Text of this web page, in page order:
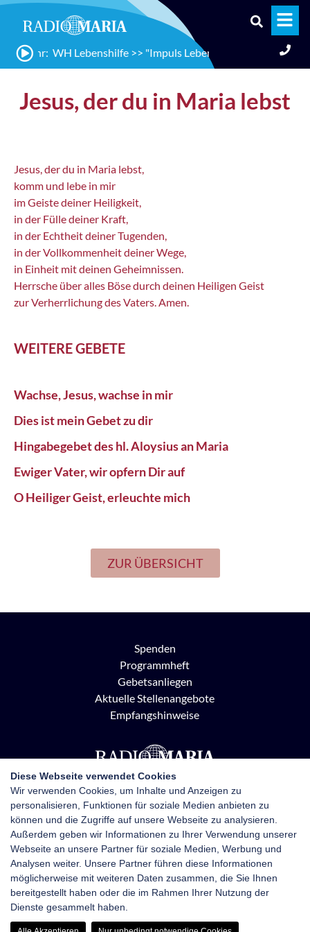
Uhr: WH Lebenshilfe >> "Impuls Leben", mit Mag. Johannes
Jesus, der du in Maria lebst
Jesus, der du in Maria lebst,
komm und lebe in mir
im Geiste deiner Heiligkeit,
in der Fülle deiner Kraft,
in der Echtheit deiner Tugenden,
in der Vollkommenheit deiner Wege,
in Einheit mit deinen Geheimnissen.
Herrsche über alles Böse durch deinen Heiligen Geist
zur Verherrlichung des Vaters. Amen.
WEITERE GEBETE
Wachse, Jesus, wachse in mir
Dies ist mein Gebet zu dir
Hingabegebet des hl. Aloysius an Maria
Ewiger Vater, wir opfern Dir auf
O Heiliger Geist, erleuchte mich
ZUR ÜBERSICHT
Spenden
Programmheft
Gebetsanliegen
Aktuelle Stellenangebote
Empfangshinweise
Radio Maria Österreich
Pottendorfer Straße 21, 1120 Wien
+43 1 710 70 72
kontakt@radiomaria.at
Impressum Netiquette
Datenschutz
Haftungsausschluss
Diese Webseite verwendet Cookies
Wir verwenden Cookies, um Inhalte und Anzeigen zu
personalisieren, Funktionen für soziale Medien anbieten zu
können und die Zugriffe auf unsere Webseite zu analysieren.
Außerdem geben wir Informationen zu Ihrer Verwendung unserer
Webseite an unsere Partner für soziale Medien, Werbung und
Analysen weiter. Unsere Partner führen diese Informationen
möglicherweise mit weiteren Daten zusammen, die Sie Ihnen
bereitgestellt haben oder die im Rahmen Ihrer Nutzung der
Dienste gesammelt haben.